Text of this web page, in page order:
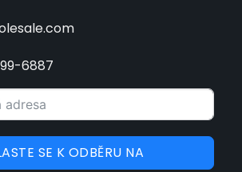
6887
SE K ODBĚRU NA